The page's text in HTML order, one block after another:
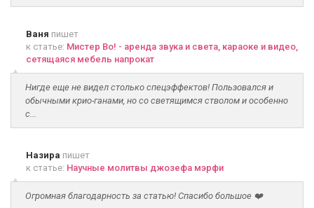
Ваня пишет
к статье: Мистер Во! - аренда звука и света, караоке и видео,
сетящаяся мебель напрокат
Нигде еще не видел столько спецэффектов! Пользовался и
обычными крио-ганами, но со светящимся стволом и особенно
с...
Назира пишет
к статье: Научные молитвы джозефа мэрфи
Огромная благодарность за статью! Спасибо большое ❤️